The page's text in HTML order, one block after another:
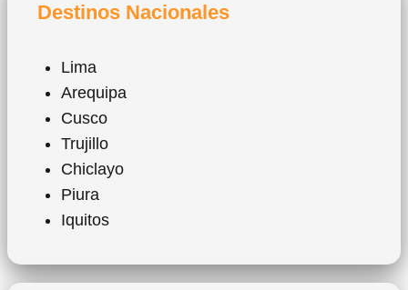
Destinos Nacionales
Lima
Arequipa
Cusco
Trujillo
Chiclayo
Piura
Iquitos